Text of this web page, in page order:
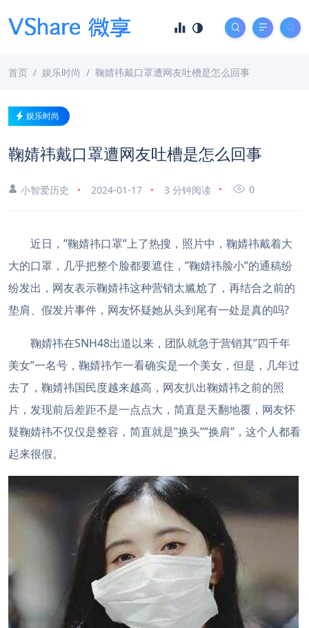
首页 娱乐时尚 鞠婧祎戴口罩遭网友吐槽是怎么回事
娱乐时尚
鞠婧祎戴口罩遭网友吐槽是怎么回事
小智爱历史 2024-01-17 3 分钟阅读 0
近日，”鞠婧祎口罩”上了热搜，照片中，鞠婧祎戴着大
大的口罩，几乎把整个脸都要遮住，”鞠婧祎脸小”的通稿纷
纷发出，网友表示鞠婧祎这种营销太尴尬了，再结合之前的
垫肩、假发片事件，网友怀疑她从头到尾有一处是真的吗?
鞠婧祎在SNH48出道以来，团队就急于营销其”四千年
美女”一名号，鞠婧祎乍一看确实是一个美女，但是，几年过
去了，鞠婧祎国民度越来越高，网友扒出鞠婧祎之前的照
片，发现前后差距不是一点点大，简直是天翻地覆，网友怀
疑鞠婧祎不仅仅是整容，简直就是”换头””换肩”，这个人都看
起来很假。